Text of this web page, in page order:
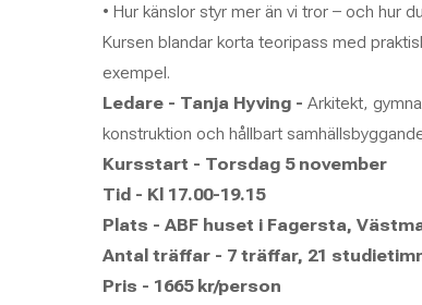
• Hur känslor styr mer än vi tror – och hur
Kursen blandar korta teoripass med
exempel.
Ledare - Tanja Hyving - Arkitekt,
konstruktion och hållbart
Kursstart - Torsdag 5 november
Tid - Kl 17.00-19.15
Plats - ABF huset i Fagersta,
Antal träffar - 7 träffar, 21
Pris - 1665 kr/person